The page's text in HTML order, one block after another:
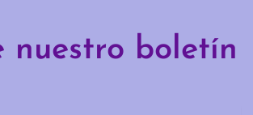
nuestro boletín